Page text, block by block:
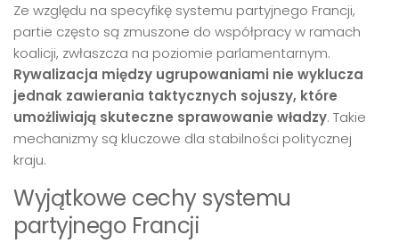
Ze względu na specyfikę systemu partyjnego Francji,
partie często są zmuszone do współpracy w ramach
koalicji, zwłaszcza na poziomie parlamentarnym.
Rywalizacja między ugrupowaniami nie wyklucza
jednak zawierania taktycznych sojuszy, które
umożliwiają skuteczne sprawowanie władzy. Takie
mechanizmy są kluczowe dla stabilności politycznej
kraju.
Wyjątkowe cechy systemu
partyjnego Francji